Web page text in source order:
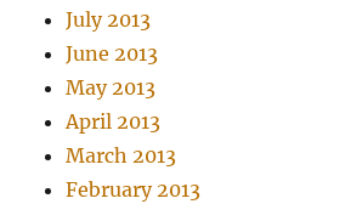
July 2013
June 2013
May 2013
April 2013
March 2013
February 2013